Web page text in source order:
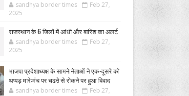
sandhya border times
Feb 27,
2025
राजस्थान के 6 जिलों में आंधी और बारिश का अलर्ट
sandhya border times
Feb 27,
2025
भाजपा प्रदेशाध्यक्ष के सामने नेताओं ने एक-दूसरे को
थप्पड़ मारे:मंच पर चढऩे से रोकने पर हुआ विवाद
sandhya border times
Feb 27,